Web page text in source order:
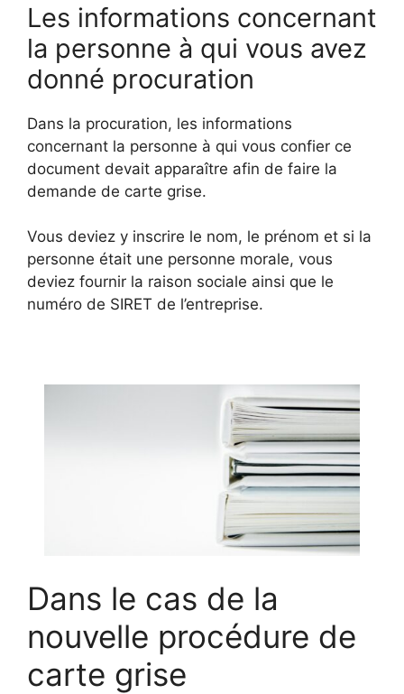
Les informations concernant
la personne à qui vous avez
donné procuration
Dans la procuration, les informations
concernant la personne à qui vous confier ce
document devait apparaître afin de faire la
demande de carte grise.
Vous deviez y inscrire le nom, le prénom et si la
personne était une personne morale, vous
deviez fournir la raison sociale ainsi que le
numéro de SIRET de l’entreprise.
Dans le cas de la
nouvelle procédure de
carte grise